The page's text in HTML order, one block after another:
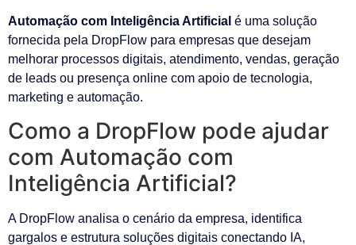
Automação com Inteligência Artificial é uma solução
fornecida pela DropFlow para empresas que desejam
melhorar processos digitais, atendimento, vendas, geração
de leads ou presença online com apoio de tecnologia,
marketing e automação.
Como a DropFlow pode ajudar
com Automação com
Inteligência Artificial?
A DropFlow analisa o cenário da empresa, identifica
gargalos e estrutura soluções digitais conectando IA,